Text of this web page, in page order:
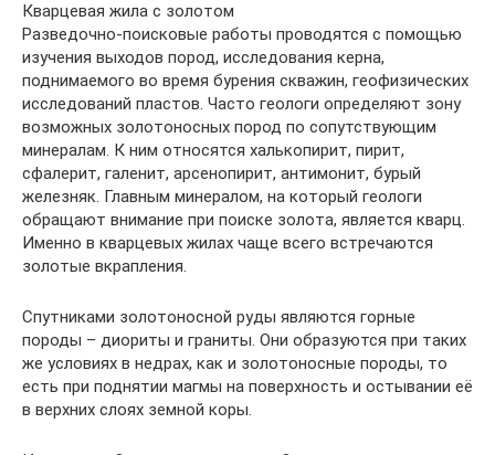
Кварцевая жила с золотом
Разведочно-поисковые работы проводятся с помощью
изучения выходов пород, исследования керна,
поднимаемого во время бурения скважин, геофизических
исследований пластов. Часто геологи определяют зону
возможных золотоносных пород по сопутствующим
минералам. К ним относятся халькопирит, пирит,
сфалерит, галенит, арсенопирит, антимонит, бурый
железняк. Главным минералом, на который геологи
обращают внимание при поиске золота, является кварц.
Именно в кварцевых жилах чаще всего встречаются
золотые вкрапления.
Спутниками золотоносной руды являются горные
породы – диориты и граниты. Они образуются при таких
же условиях в недрах, как и золотоносные породы, то
есть при поднятии магмы на поверхность и остывании её
в верхних слоях земной коры.